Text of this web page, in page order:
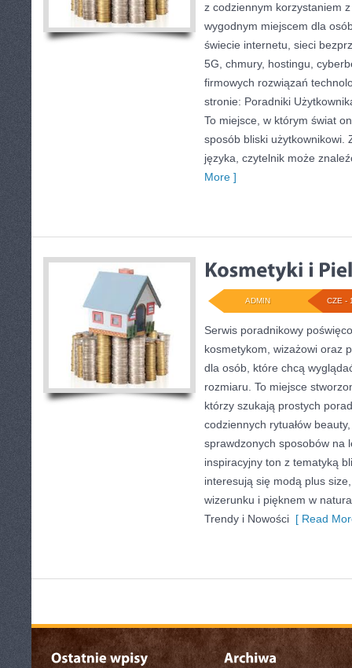
z codziennym korzystaniem
wygodnym miejscem dla
świecie internetu, sieci
5G, chmury, hostingu,
firmowych rozwiązań
stronie: Poradniki
To miejsce, w którym świat
sposób bliski użytkownikowi.
języka, czytelnik może
More ]
CZE -
ADMIN
Serwis poradnikowy
kosmetykom, wizażowi oraz
dla osób, które chcą
rozmiaru. To miejsce
którzy szukają prostych
codziennych rytuałów
sprawdzonych sposobów na
inspiracyjny ton z tematyką
interesują się modą plus
wizerunku i pięknem w
Trendy i Nowości [ Read